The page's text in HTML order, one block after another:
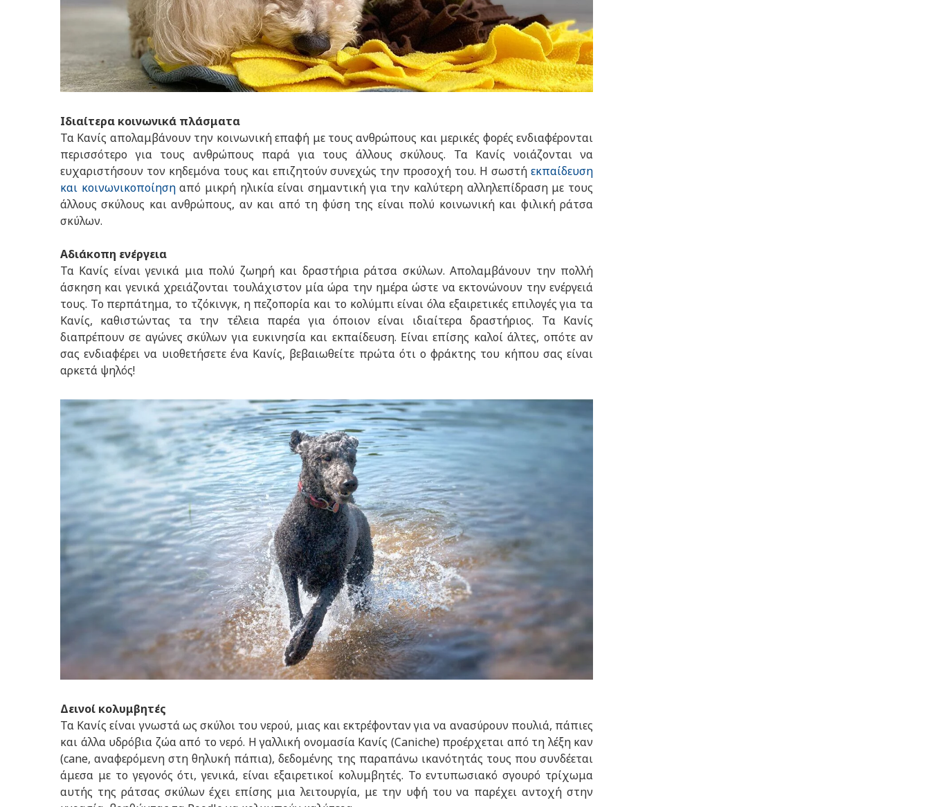
Ιδιαίτερα κοινωνικά πλάσματα
Τα Κανίς απολαμβάνουν την κοινωνική επαφή με τους ανθρώπους και μερικές φορές ενδιαφέρονται
περισσότερο για τους ανθρώπους παρά για τους άλλους σκύλους. Τα Κανίς νοιάζονται να
ευχαριστήσουν τον κηδεμόνα τους και επιζητούν συνεχώς την προσοχή του. Η σωστή εκπαίδευση
και κοινωνικοποίησηαπό μικρή ηλικία είναι σημαντική για την καλύτερη αλληλεπίδραση με τους
άλλους σκύλους και ανθρώπους, αν και από τη φύση της είναι πολύ κοινωνική και φιλική ράτσα
σκύλων.
Αδιάκοπη ενέργεια
Τα Κανίς είναι γενικά μια πολύ ζωηρή και δραστήρια ράτσα σκύλων. Απολαμβάνουν την πολλή
άσκηση και γενικά χρειάζονται τουλάχιστον μία ώρα την ημέρα ώστε να εκτονώνουν την ενέργειά
τους. Το περπάτημα, το τζόκινγκ, η πεζοπορία και το κολύμπι είναι όλα εξαιρετικές επιλογές για τα
Κανίς, καθιστώντας τα την τέλεια παρέα για όποιον είναι ιδιαίτερα δραστήριος. Τα Κανίς
διαπρέπουν σε αγώνες σκύλων για ευκινησία και εκπαίδευση. Είναι επίσης καλοί άλτες, οπότε αν
σας ενδιαφέρει να υιοθετήσετε ένα Κανίς, βεβαιωθείτε πρώτα ότι ο φράκτης του κήπου σας είναι
αρκετά ψηλός!
Δεινοί κολυμβητές
Τα Κανίς είναι γνωστά ως σκύλοι του νερού, μιας και εκτρέφονταν για να ανασύρουν πουλιά, πάπιες
και άλλα υδρόβια ζώα από το νερό. Η γαλλική ονομασία Κανίς (Caniche) προέρχεται από τη λέξη καν
(cane, αναφερόμενη στη θηλυκή πάπια), δεδομένης της παραπάνω ικανότητάς τους που συνδέεται
άμεσα με το γεγονός ότι, γενικά, είναι εξαιρετικοί κολυμβητές. Το εντυπωσιακό σγουρό τρίχωμα
αυτής της ράτσας σκύλων έχει επίσης μια λειτουργία, με την υφή του να παρέχει αντοχή στην